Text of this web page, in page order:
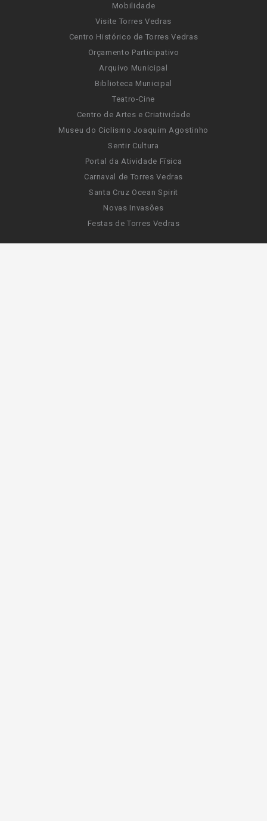
Mobilidade
Visite Torres Vedras
Centro Histórico de Torres Vedras
Orçamento Participativo
Arquivo Municipal
Biblioteca Municipal
Teatro-Cine
Centro de Artes e Criatividade
Museu do Ciclismo Joaquim Agostinho
Sentir Cultura
Portal da Atividade Física
Carnaval de Torres Vedras
Santa Cruz Ocean Spirit
Novas Invasões
Festas de Torres Vedras